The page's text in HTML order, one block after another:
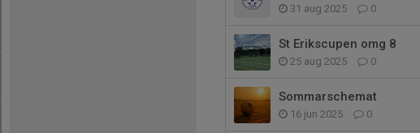
31 aug 2025 0
St Erikscupen omg 8
25 aug 2025 0
Sommarschemat
16 jun 2025 0